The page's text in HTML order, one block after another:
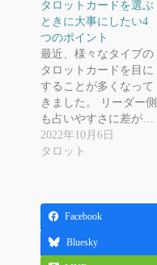
タロットカードを選ぶ
ときに大事にしたい4
つのポイント
最近、様々なタイプの
タロットカードを目に
することが多くなって
きました。 リーダー側
も占いやすさに差が…
2022年10月6日
タロット
Facebook
Bluesky